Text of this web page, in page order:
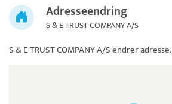
Adresseendring
S & E TRUST COMPANY A/S
S & E TRUST COMPANY A/Sendrer adresse.